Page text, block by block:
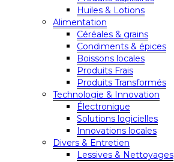
Huiles & Lotions
Alimentation
Céréales & grains
Condiments & épices
Boissons locales
Produits Frais
Produits Transformés
Technologie & Innovation
Électronique
Solutions logicielles
Innovations locales
Divers & Entretien
Lessives & Nettoyages